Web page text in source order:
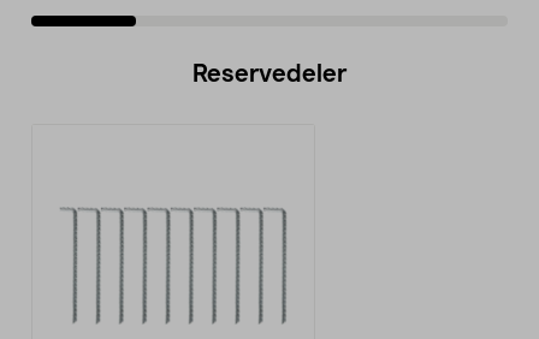
Reservedeler